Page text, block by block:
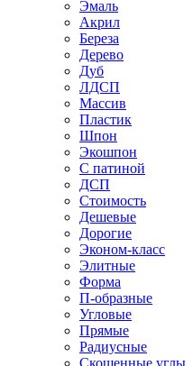
Эмаль
Акрил
Береза
Дерево
Дуб
ЛДСП
Массив
Пластик
Шпон
Экошпон
С патиной
ДСП
Стоимость
Дешевые
Дорогие
Эконом-класс
Элитные
Форма
П-образные
Угловые
Прямые
Радиусные
Скошенные углы